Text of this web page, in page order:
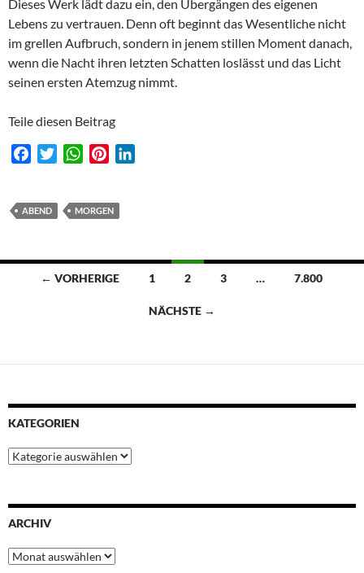
Dieses Werk lädt dazu ein, den Übergängen des eigenen
Lebens zu vertrauen. Denn oft beginnt das Wesentliche nicht
im grellen Aufbruch, sondern in jenem stillen Moment danach,
wenn die Nacht ihren letzten Schatten loslässt und das Licht
seinen ersten Atemzug nimmt.
Teile diesen Beitrag
e
r
W
t
p
t
e
ABEND MORGEN
Beitragsnavigation
← VORHERIGE 1 2 3 … 7.800
NÄCHSTE →
KATEGORIEN
Kategorien
ARCHIV
Archiv